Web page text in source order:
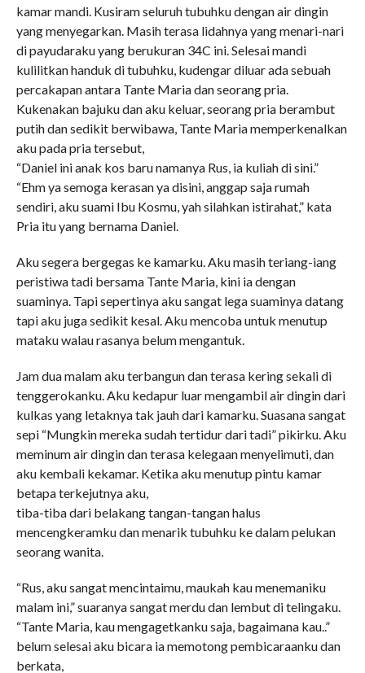
kamar mandi. Kusiram seluruh tubuhku dengan air dingin
yang menyegarkan. Masih terasa lidahnya yang menari-nari
di payudaraku yang berukuran 34C ini. Selesai mandi
kulilitkan handuk di tubuhku, kudengar diluar ada sebuah
percakapan antara Tante Maria dan seorang pria.
Kukenakan bajuku dan aku keluar, seorang pria berambut
putih dan sedikit berwibawa, Tante Maria memperkenalkan
aku pada pria tersebut,
“Daniel ini anak kos baru namanya Rus, ia kuliah di sini.”
“Ehm ya semoga kerasan ya disini, anggap saja rumah
sendiri, aku suami Ibu Kosmu, yah silahkan istirahat,” kata
Pria itu yang bernama Daniel.
Aku segera bergegas ke kamarku. Aku masih teriang-iang
peristiwa tadi bersama Tante Maria, kini ia dengan
suaminya. Tapi sepertinya aku sangat lega suaminya datang
tapi aku juga sedikit kesal. Aku mencoba untuk menutup
mataku walau rasanya belum mengantuk.
Jam dua malam aku terbangun dan terasa kering sekali di
tenggerokanku. Aku kedapur luar mengambil air dingin dari
kulkas yang letaknya tak jauh dari kamarku. Suasana sangat
sepi “Mungkin mereka sudah tertidur dari tadi” pikirku. Aku
meminum air dingin dan terasa kelegaan menyelimuti, dan
aku kembali kekamar. Ketika aku menutup pintu kamar
betapa terkejutnya aku,
tiba-tiba dari belakang tangan-tangan halus
mencengkeramku dan menarik tubuhku ke dalam pelukan
seorang wanita.
“Rus, aku sangat mencintaimu, maukah kau menemaniku
malam ini,” suaranya sangat merdu dan lembut di telingaku.
“Tante Maria, kau mengagetkanku saja, bagaimana kau..”
belum selesai aku bicara ia memotong pembicaraanku dan
berkata,